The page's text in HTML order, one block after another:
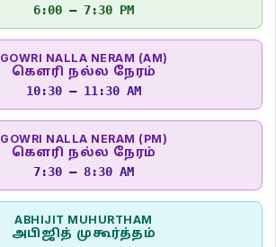
6:00 – 7:30 PM
GOWRI NALLA NERAM (AM)
கௌரி நல்ல நேரம்
10:30 – 11:30 AM
GOWRI NALLA NERAM (PM)
கௌரி நல்ல நேரம்
7:30 – 8:30 AM
ABHIJIT MUHURTHAM
அபிஜித் முகூர்த்தம்